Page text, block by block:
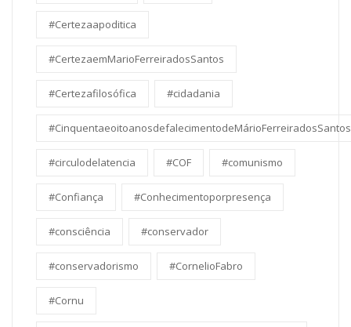
#Certezaapoditica
#CertezaemMarioFerreiradosSantos
#Certezafilosófica #cidadania
#CinquentaeoitoanosdefalecimentodeMárioFerreiradosSantos
#circulodelatencia #COF #comunismo
#Confiança #Conhecimentoporpresença
#consciência #conservador
#conservadorismo #CornelioFabro
#Cornu